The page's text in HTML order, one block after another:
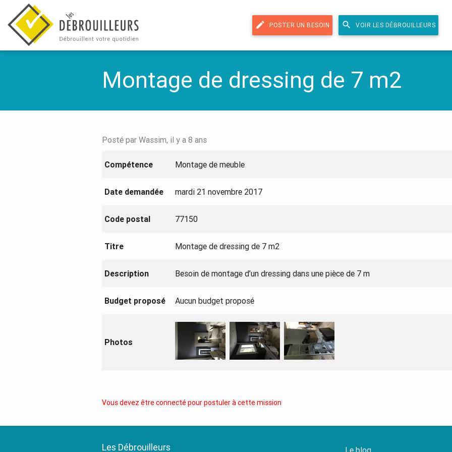
edit POSTER UN BESOIN search VOIR LES DÉBROUILLEURS
Montage de dressing de 7 m2
Posté par Wassim, il y a 8 ans
Compétence Montage de meuble
Date demandée mardi 21 novembre 2017
Code postal 77150
Titre Montage de dressing de 7 m2
Description Besoin de montage d’un dressing dans une pièce de 7 m
Budget proposé Aucun budget proposé
Photos
Vous devez être connecté pour postuler à cette mission
Les Débrouilleurs Le blog